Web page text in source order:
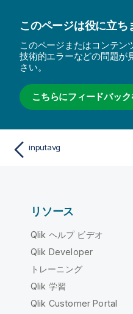
このページは役に立ち
このページまたはコンテン
技術的エラーなどの問題が
さい。
こちらにフィードバッ
inputavg
リソース
Qlik ヘルプ ビデオ
Qlik Developer
トレーニング
Qlik 学習
Qlik Customer Portal